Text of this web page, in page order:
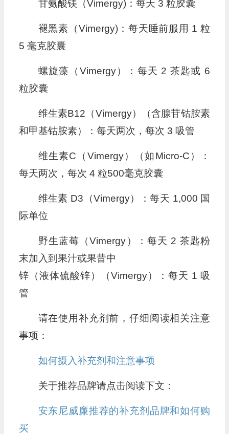
甘氨酸镁（Vimergy)：每天 3 粒胶囊
褪黑素（Vimergy)：每天睡前服用 1 粒
5 毫克胶囊
螺旋藻（Vimergy）：每天 2 茶匙或 6
粒胶囊
维生素B12（Vimergy）（含腺苷钴胺素
和甲基钴胺素）：每天两次，每次 3 吸管
维生素C（Vimergy）（如Micro-C）：
每天两次，每次 4 粒500毫克胶囊
维生素 D3（Vimergy）：每天 1,000 国
际单位
野生蓝莓（Vimergy）：每天 2 茶匙粉
末加入到果汁或果昔中
锌（液体硫酸锌）（Vimergy）：每天 1 吸
管
请在使用补充剂前，仔细阅读相关注意
事项：
如何摄入补充剂和注意事项
关于推荐品牌请点击阅读下文：
安东尼威廉推荐的补充剂品牌和如何购
买